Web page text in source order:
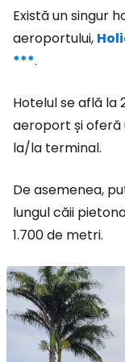
Există un singur
aeroportului,
***.
Hotelul se află la
aeroport și oferă
la/la terminal.
De asemenea,
lungul căii
1.700 de metri.